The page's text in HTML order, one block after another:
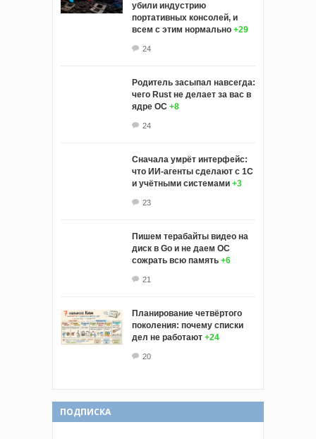
убили индустрию
портативных консолей, и
всем с этим нормально +29
24
Родитель засыпал навсегда:
чего Rust не делает за вас в
ядре ОС +8
24
Сначала умрёт интерфейс:
что ИИ-агенты сделают с 1С
и учётными системами +3
23
Пишем терабайты видео на
диск в Go и не даем ОС
сожрать всю память +6
21
Планирование четвёртого
поколения: почему списки
дел не работают +24
20
ПОДПИСКА